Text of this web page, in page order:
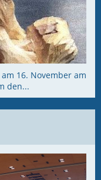
16. November am
den...